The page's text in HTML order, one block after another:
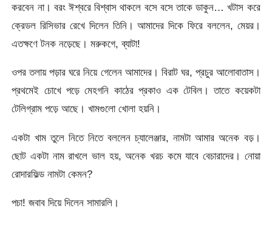
করবেন না। বরং ঈশ্বরে বিশ্বাস থাকলে বসে বসে তাকে ডাকুন… খটাস করে
ক্রেডল রিসিভার রেখে দিলেন তিনি। আমাদের দিকে ফিরে বললেন, মেয়র।
এতক্ষণে টনক নড়েছে। মরুকগে, ব্যাটা!
ওপর তলায় পড়ার ঘরে নিয়ে গেলেন আমাদের। বিরাট ঘর, প্রচুর আলোবাতাস।
প্রথমেই চোখে পড়ে মেহগনি কাঠের প্রকাও এক টেবিল। তাতে কয়েকটা
টেলিগ্রাম পড়ে আছে। খামগুলো খোলা হয়নি।
একটা খাম তুলে নিতে নিতে বললেন চ্যালেঞ্জার, নামটা আমার অনেক বড়।
ছোট একটা নাম রাখলে ভাল হয়, অনেক খরচ কমে যাবে বেচারাদের। নোয়া
রোদারফিল্ড নামটা কেমন?
পচা! জবাব দিয়ে দিলেন সামারলি।